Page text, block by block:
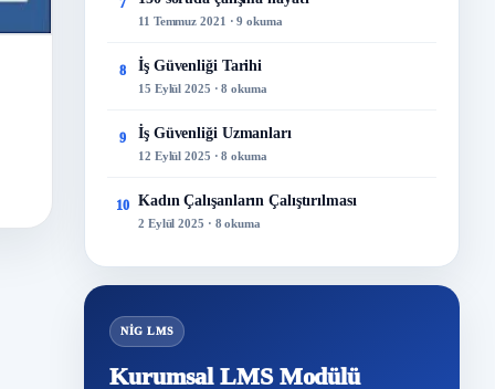
7
11 Temmuz 2021 · 9 okuma
8 İş Güvenliği Tarihi
15 Eylül 2025 · 8 okuma
9 İş Güvenliği Uzmanları
12 Eylül 2025 · 8 okuma
10 Kadın Çalışanların Çalıştırılması
2 Eylül 2025 · 8 okuma
NİG LMS
Kurumsal LMS Modülü